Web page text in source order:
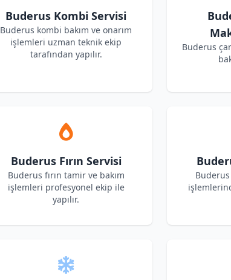
Buderus Kombi Servisi
Buderus kombi bakım ve onarım
işlemleri uzman teknik ekip
tarafından yapılır.
Buderus
Buderus Fırın Servisi
Buderus fırın tamir ve bakım
işlemleri profesyonel ekip ile
yapılır.
Buderus